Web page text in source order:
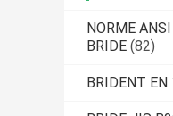
NORME
BRIDE (82)
BRIDENT